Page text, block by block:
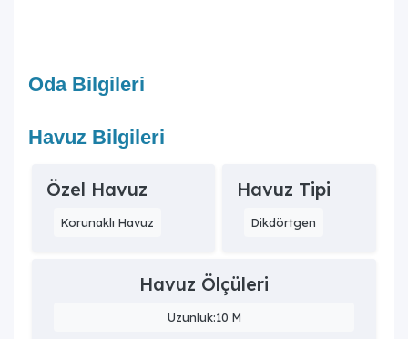
Oda Bilgileri
Havuz Bilgileri
Özel Havuz
Korunaklı Havuz
Havuz Tipi
Dikdörtgen
Havuz Ölçüleri
Uzunluk:10 M